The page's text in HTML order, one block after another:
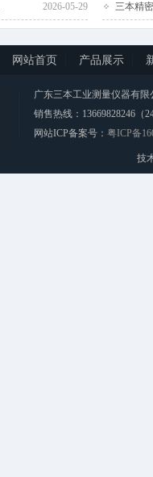
2026-05-29 三本精
网站首页 产品展示
广东三本工业测量仪器有限
销售热线：13669828246（
网站ICP备案号： 粤ICP备
技